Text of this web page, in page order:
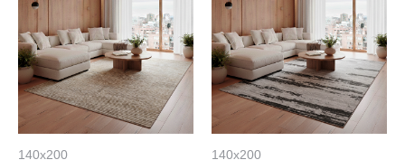
140x200 140x200